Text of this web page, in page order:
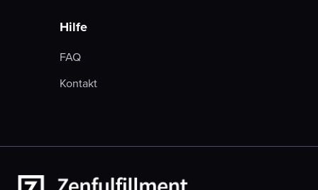
Hilfe
FAQ
Kontakt